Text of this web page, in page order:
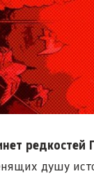
редкостей
душу